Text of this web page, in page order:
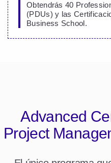
Obtendrás 40
(PDUs) y las
Business School.
Advanced
Project